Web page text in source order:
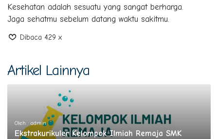
Kesehatan adalah sesuatu yang sangat berharga.
Jaga sehatmu sebelum datang waktu sakitmu.
Dibaca 429 x
Artikel Lainnya
Oleh : admin
Ekstrakurikuler Kelompok Ilmiah Remaja SMK